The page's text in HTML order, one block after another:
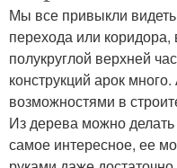
Мы все привыкли
перехода или
полукруглой верхней
конструкций арок
возможностями в
Из дерева можно
самое интересное, ее